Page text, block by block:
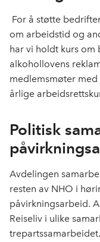
For å støtte
om arbeidstid og
har vi holdt kurs om
alkohollovens
medlemsmøter
årlige
Politisk
Avdelingen
resten av NHO i
påvirkningsarbeid.
Reiseliv i ulike